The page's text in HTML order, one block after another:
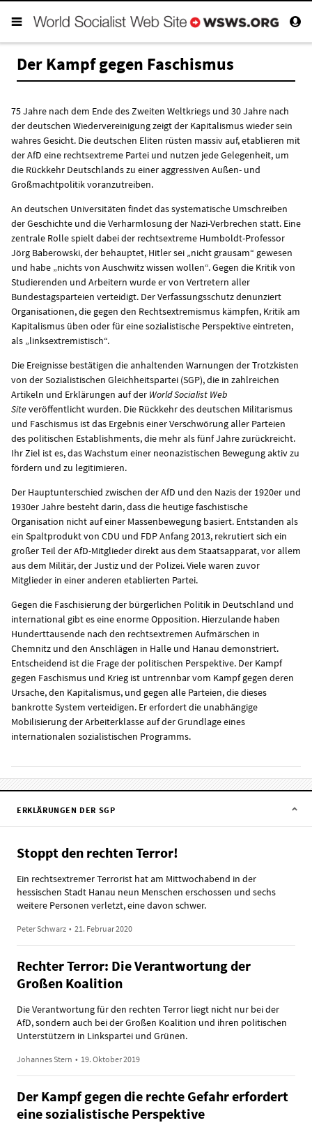
Der Kampf gegen Faschismus
75 Jahre nach dem Ende des Zweiten Weltkriegs und 30 Jahre nach
der deutschen Wiedervereinigung zeigt der Kapitalismus wieder sein
wahres Gesicht. Die deutschen Eliten rüsten massiv auf, etablieren mit
der AfD eine rechtsextreme Partei und nutzen jede Gelegenheit, um
die Rückkehr Deutschlands zu einer aggressiven Außen- und
Großmachtpolitik voranzutreiben.
An deutschen Universitäten findet das systematische Umschreiben
der Geschichte und die Verharmlosung der Nazi-Verbrechen statt. Eine
zentrale Rolle spielt dabei der rechtsextreme Humboldt-Professor
Jörg Baberowski, der behauptet, Hitler sei „nicht grausam“ gewesen
und habe „nichts von Auschwitz wissen wollen“. Gegen die Kritik von
Studierenden und Arbeitern wurde er von Vertretern aller
Bundestagsparteien verteidigt. Der Verfassungsschutz denunziert
Organisationen, die gegen den Rechtsextremismus kämpfen, Kritik am
Kapitalismus üben oder für eine sozialistische Perspektive eintreten,
als „linksextremistisch“.
Die Ereignisse bestätigen die anhaltenden Warnungen der Trotzkisten
von der Sozialistischen Gleichheitspartei (SGP), die in zahlreichen
Artikeln und Erklärungen auf der World Socialist Web
Siteveröffentlicht wurden. Die Rückkehr des deutschen Militarismus
und Faschismus ist das Ergebnis einer Verschwörung aller Parteien
des politischen Establishments, die mehr als fünf Jahre zurückreicht.
Ihr Ziel ist es, das Wachstum einer neonazistischen Bewegung aktiv zu
fördern und zu legitimieren.
Der Hauptunterschied zwischen der AfD und den Nazis der 1920er und
1930er Jahre besteht darin, dass die heutige faschistische
Organisation nicht auf einer Massenbewegung basiert. Entstanden als
ein Spaltprodukt von CDU und FDP Anfang 2013, rekrutiert sich ein
großer Teil der AfD-Mitglieder direkt aus dem Staatsapparat, vor allem
aus dem Militär, der Justiz und der Polizei. Viele waren zuvor
Mitglieder in einer anderen etablierten Partei.
Gegen die Faschisierung der bürgerlichen Politik in Deutschland und
international gibt es eine enorme Opposition. Hierzulande haben
Hunderttausende nach den rechtsextremen Aufmärschen in
Chemnitz und den Anschlägen in Halle und Hanau demonstriert.
Entscheidend ist die Frage der politischen Perspektive. Der Kampf
gegen Faschismus und Krieg ist untrennbar vom Kampf gegen deren
Ursache, den Kapitalismus, und gegen alle Parteien, die dieses
bankrotte System verteidigen. Er erfordert die unabhängige
Mobilisierung der Arbeiterklasse auf der Grundlage eines
internationalen sozialistischen Programms.
ERKLÄRUNGEN DER SGP
Stoppt den rechten Terror!
Ein rechtsextremer Terrorist hat am Mittwochabend in der
hessischen Stadt Hanau neun Menschen erschossen und sechs
weitere Personen verletzt, eine davon schwer.
Peter Schwarz • 21. Februar 2020
Rechter Terror: Die Verantwortung der
Großen Koalition
Die Verantwortung für den rechten Terror liegt nicht nur bei der
AfD, sondern auch bei der Großen Koalition und ihren politischen
Unterstützern in Linkspartei und Grünen.
Johannes Stern • 19. Oktober 2019
Der Kampf gegen die rechte Gefahr erfordert
eine sozialistische Perspektive